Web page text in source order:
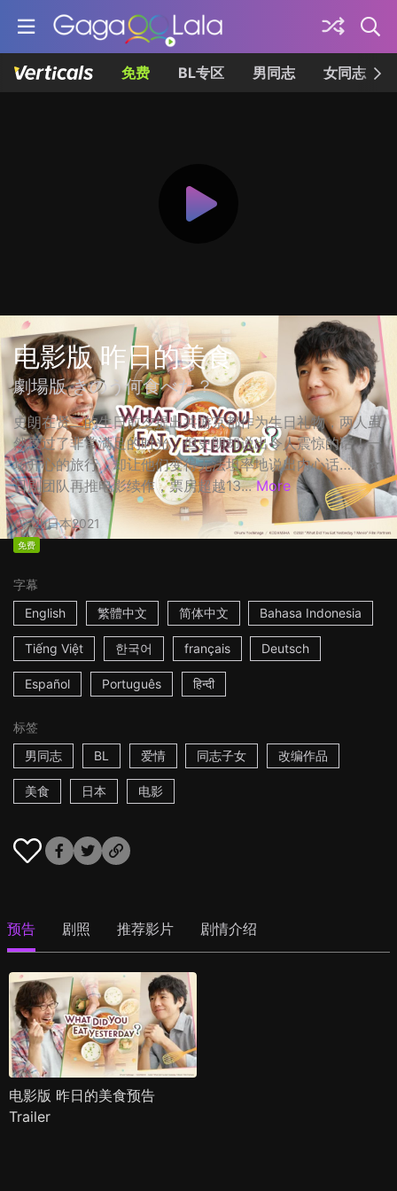
免费 BL专区 男同志 女同志
电影版 昨日的美食
劇場版 きのう何食べた？
史朗在贤二的生日前夕提出共游京都作为生日礼物，两人虽
然度过了非常满足的时光，但史朗却说出令人震惊的话！一
场开心的旅行，却让他们变得无法坦率地说出内心话…… ☆
日剧团队再推电影续作，票房超越13... More
2h日本2021
免费
字幕
English
繁體中文 简体中文 Bahasa Indonesia
Tiếng Việt 한국어 français Deutsch
Español Português हिन्दी
标签
男同志
BL 爱情 同志子女 改编作品
美食 日本 电影
预告 剧照 推荐影片 剧情介绍
电影版 昨日的美食预告
Trailer